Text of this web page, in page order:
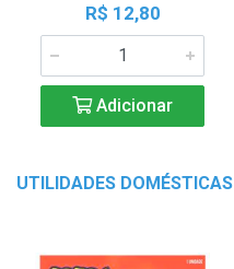
R$ 12,80
Adicionar
UTILIDADES DOMÉSTICAS